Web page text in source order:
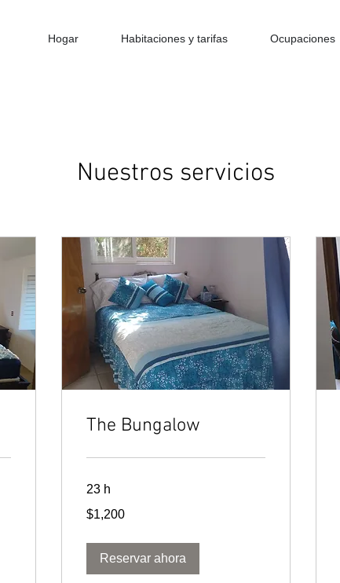
Hogar Habitaciones y tarifas Ocupaciones
Nuestros servicios
The Bungalow
23 h
pesos
$1,200
Reservar ahora